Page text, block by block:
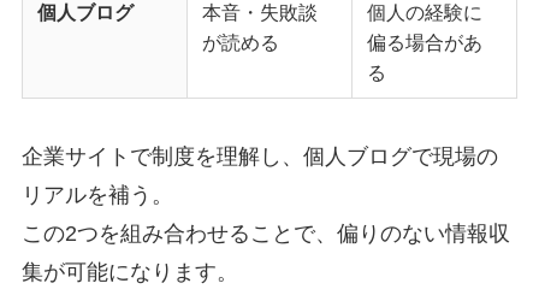
個人ブログ
本音・失敗談
が読める
個人の経験に
偏る場合があ
る
企業サイトで制度を理解し、個人ブログで現場の
リアルを補う。
この2つを組み合わせることで、偏りのない情報収
集が可能になります。